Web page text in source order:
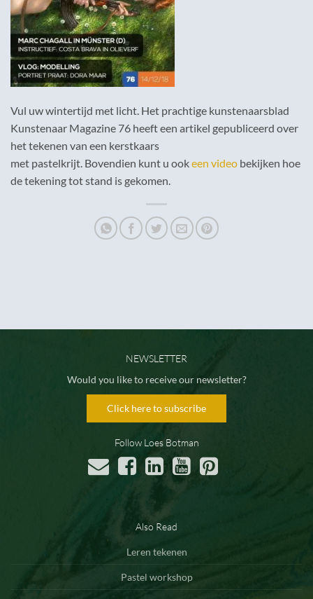
Vul uw wintertijd met licht. Het prachtige kunstenaarsblad
Kunstenaar Magazine 76 heeft een artikel gepubliceerd over
het tekenen van een kerstkaars
met pastelkrijt. Bovendien kunt u ookeen video bekijken hoe
de tekening tot stand is gekomen.
NEWSLETTER
Would you like to receive our newsletter?
Click here to subscribe
Follow Loes Botman
Also Read
Leren tekenen
Pastel workshop